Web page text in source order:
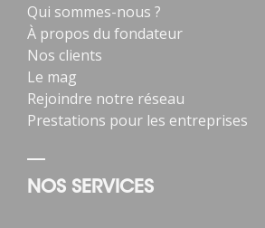
Qui sommes-nous ?
À propos du fondateur
Nos clients
Le mag
Rejoindre notre réseau
Prestations pour les entreprises
NOS SERVICES